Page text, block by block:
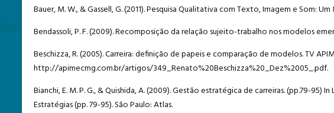
Bauer, M. W., & Gassell, G. (2011). Pesquisa Qualitativa com Texto, Imagem e Som:
Bendassoli, P. F. (2009). Recomposição da relação sujeito-trabalho nos modelos
Beschizza, R. (2005). Carreira: definição de papeis e comparação de modelos. TV
http://apimecmg.com.br/artigos/349_Renato%20Beschizza%20_Dez%2005_.pdf.
Bianchi, E. M. P. G., & Quishida, A. (2009). Gestão estratégica de carreiras. (pp.79-95)
Estratégias (pp. 79-95). São Paulo: Atlas.